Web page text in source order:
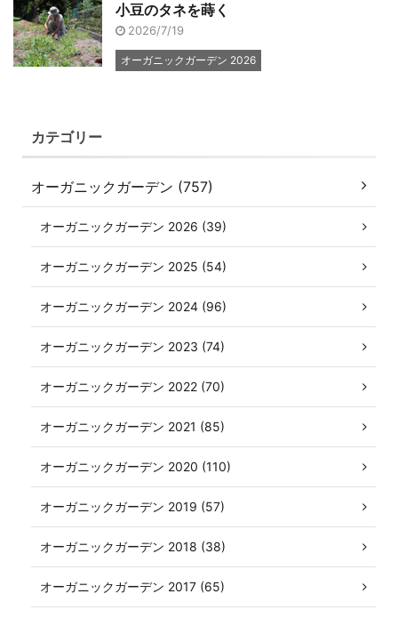
小豆のタネを蒔く
2026/7/19
オーガニックガーデン 2026
カテゴリー
オーガニックガーデン (757)
オーガニックガーデン 2026 (39)
オーガニックガーデン 2025 (54)
オーガニックガーデン 2024 (96)
オーガニックガーデン 2023 (74)
オーガニックガーデン 2022 (70)
オーガニックガーデン 2021 (85)
オーガニックガーデン 2020 (110)
オーガニックガーデン 2019 (57)
オーガニックガーデン 2018 (38)
オーガニックガーデン 2017 (65)